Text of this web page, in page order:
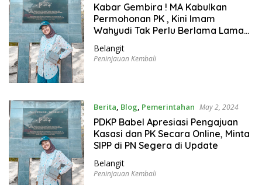
Kabar Gembira ! MA Kabulkan
Permohonan PK , Kini Imam
Wahyudi Tak Perlu Berlama Lama
Belangit
Peninjauan Kembali
Berita, Blog, Pemerintahan May 2, 2024
PDKP Babel Apresiasi Pengajuan
Kasasi dan PK Secara Online, Minta
SIPP di PN Segera di Update
Belangit
Peninjauan Kembali